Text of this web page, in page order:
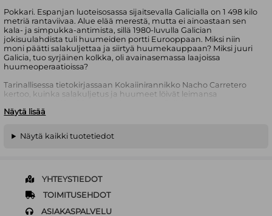
Pokkari. Espanjan luoteisosassa sijaitsevalla Galicialla on 1 498 kilo
metriä rantaviivaa. Alue elää merestä, mutta ei ainoastaan sen
kala- ja simpukka-antimista, sillä 1980-luvulla Galician
jokisuulahdista tuli huumeiden portti Eurooppaan. Miksi niin
moni päätti salakuljettaa ja siirtyä huumekauppaan? Miksi juuri
Galicia, tuo syrjäinen kolkka, oli avainasemassa laajoissa
huumeoperaatioissa?
Tarinallisessa tietokirjassaan Kokaiinirannikko Nacho Carretero
kertoo, kuinka salakuljetus ja huumeet löivät leimansa
pitäneet salakuljetusta yleisesti hyväksyttävänä, mutta
niin siihen osallistuville kuin ulkopuolisillekin.
seuraava kerronta koskettaa ja vie mukanaan.
Vaikuttava Kokaiinirannikko aiheutti skandaalin Espanjassa,
Espanjan pitkäaikainen bestseller, josta on tehty samanniminen
Näytä lisää
Näytä kaikki tuotetiedot
YHTEYSTIEDOT
TOIMITUSEHDOT
ASIAKASPALVELU